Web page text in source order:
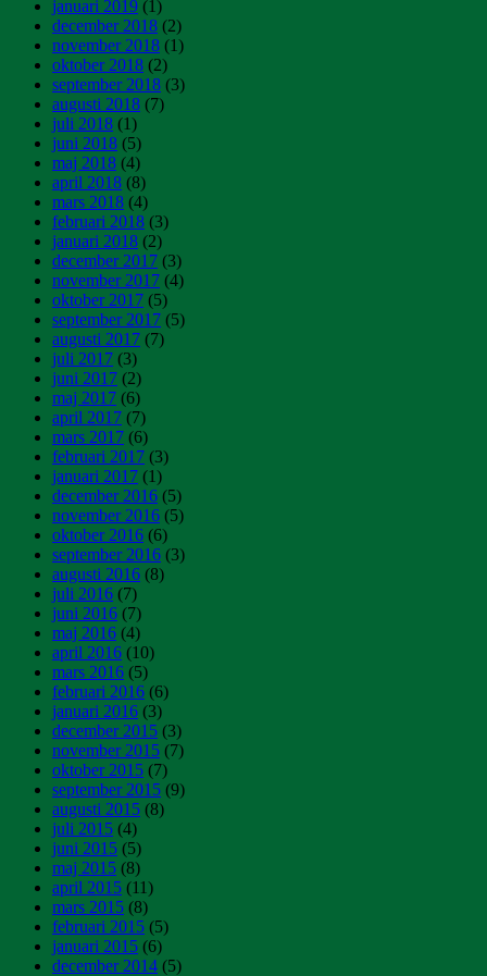
januari 2019 (1)
december 2018 (2)
november 2018 (1)
oktober 2018 (2)
september 2018 (3)
augusti 2018 (7)
juli 2018 (1)
juni 2018 (5)
maj 2018 (4)
april 2018 (8)
mars 2018 (4)
februari 2018 (3)
januari 2018 (2)
december 2017 (3)
november 2017 (4)
oktober 2017 (5)
september 2017 (5)
augusti 2017 (7)
juli 2017 (3)
juni 2017 (2)
maj 2017 (6)
april 2017 (7)
mars 2017 (6)
februari 2017 (3)
januari 2017 (1)
december 2016 (5)
november 2016 (5)
oktober 2016 (6)
september 2016 (3)
augusti 2016 (8)
juli 2016 (7)
juni 2016 (7)
maj 2016 (4)
april 2016 (10)
mars 2016 (5)
februari 2016 (6)
januari 2016 (3)
december 2015 (3)
november 2015 (7)
oktober 2015 (7)
september 2015 (9)
augusti 2015 (8)
juli 2015 (4)
juni 2015 (5)
maj 2015 (8)
april 2015 (11)
mars 2015 (8)
februari 2015 (5)
januari 2015 (6)
december 2014 (5)